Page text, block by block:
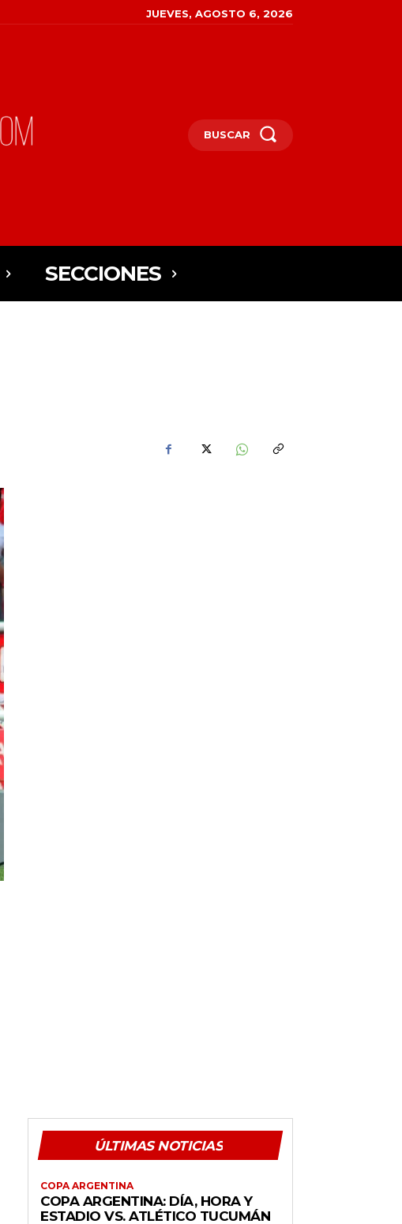
JUEVES, AGOSTO 6, 2026
BUSCAR
SECCIONES
ÚLTIMAS NOTICIAS
COPA ARGENTINA
COPA ARGENTINA: DÍA, HORA Y
ESTADIO VS. ATLÉTICO TUCUMÁN